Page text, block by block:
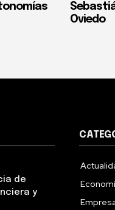
Oviedo
de
y